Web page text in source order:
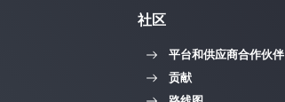
社区
平台和供应商合作伙伴
贡献